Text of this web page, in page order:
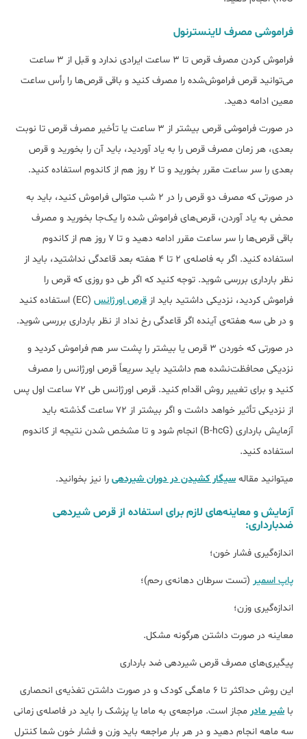
فراموشی مصرف لاینسترنول
فراموش کردن مصرف قرص تا 3 ساعت ایرادی ندارد و قبل از 3 ساعت
می‌توانید قرص فراموش‌شده را مصرف کنید و باقی قرص‌ها را رأس ساعت
معین ادامه دهید.
در صورت فراموشی قرص بیشتر از 3 ساعت یا تأخیر مصرف قرص تا نوبت
بعدی، هر زمان مصرف قرص را به یاد آوردید، باید آن را بخورید و قرص
بعدی را سر ساعت مقرر بخورید و تا 2 روز هم از کاندوم استفاده کنید.
در صورتی که مصرف دو قرص را در 2 شب متوالی فراموش کنید، باید به
محض به یاد آوردن، قرص‌های فراموش شده را یک‌جا بخورید و مصرف
باقی قرص‌ها را سر ساعت مقرر ادامه دهید و تا 7 روز هم از کاندوم
استفاده کنید. اگر به فاصله‌ی 2 تا 4 هفته بعد قاعدگی نداشتید، باید از
نظر بارداری بررسی شوید. توجه کنید که اگر طی دو روزی که قرص را
فراموش کردید، نزدیکی داشتید باید از قرص اورژانس
(EC) استفاده کنید
و در طی سه هفته‌ی آینده اگر قاعدگی رخ نداد از نظر بارداری بررسی شوید.
در صورتی که خوردن 3 قرص یا بیشتر را پشت سر هم فراموش کردید و
نزدیکی محافظت‌نشده هم داشتید باید سریعاً قرص اورژانس را مصرف
کنید و برای تغییر روش اقدام کنید. قرص اورژانس طی 72 ساعت اول پس
از نزدیکی تأثیر خواهد داشت و اگر بیشتر از 72 ساعت گذشته باید
آزمایش بارداری (B-hcG) انجام شود و تا مشخص شدن نتیجه از کاندوم
استفاده کنید.
میتوانید مقاله سیگار کشیدن در دوران شیردهی را نیز بخوانید.
آزمایش و معاینه‌های لازم برای استفاده از قرص شیردهی
ضدبارداری:
اندازه‌گیری فشار خون؛
پاپ اسمیر (تست سرطان دهانه‌ی رحم)؛
اندازه‌گیری وزن؛
معاینه در صورت داشتن هرگونه مشکل.
پیگیری‌های مصرف قرص شیردهی ضد بارداری
این روش حداکثر تا 6 ماهگی کودک و در صورت داشتن تغذیه‌ی انحصاری
با شیر مادر مجاز است. مراجعه‌ی به ماما یا پزشک را باید در فاصله‌ی زمانی
سه ماهه انجام دهید و در هر بار مراجعه باید وزن و فشار خون شما کنترل